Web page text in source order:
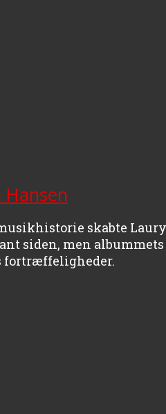
Hansen
skabte
siden, men
fortræffeligheder.